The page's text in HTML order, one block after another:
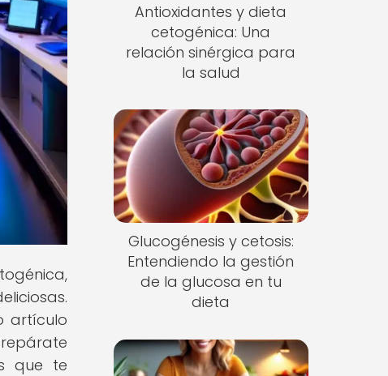
artículo
que te
Antioxidantes y dieta
cetogénica: Una
relación sinérgica para
la salud
Glucogénesis y cetosis:
Entendiendo la gestión
de la glucosa en tu
dieta